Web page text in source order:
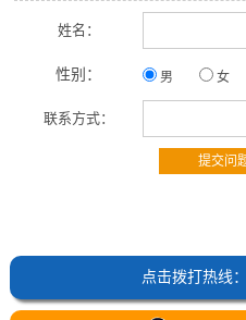
姓名：
性别： 男 女
联系方式：
点击拨打热线